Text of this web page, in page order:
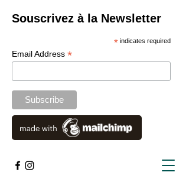
Souscrivez à la Newsletter
*indicates required
Email Address *